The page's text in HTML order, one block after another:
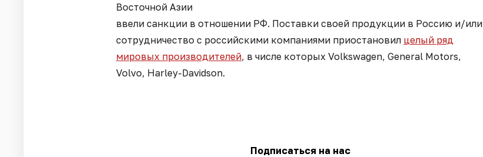
Восточной Азии
ввели санкции в отношении РФ. Поставки своей продукции в Россию и/или
сотрудничество с российскими компаниями приостановил целый ряд
мировых производителей, в числе которых Volkswagen, General Motors,
Volvo, Harley-Davidson.
Подписаться на нас